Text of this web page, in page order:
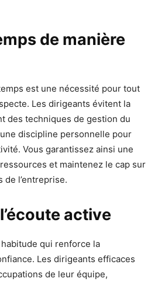
de manière
est une nécessité pour tout
Les dirigeants évitent la
des techniques de gestion du
discipline personnelle pour
Vous garantissez ainsi une
et maintenez le cap sur
l’entreprise.
active
habitude qui renforce la
Les dirigeants efficaces
de leur équipe,